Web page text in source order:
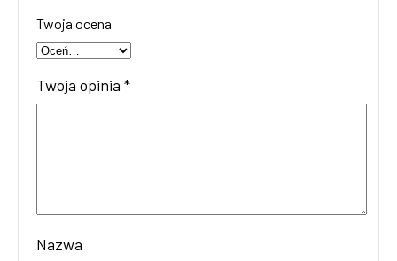
Twoja ocena
Twoja opinia *
Nazwa